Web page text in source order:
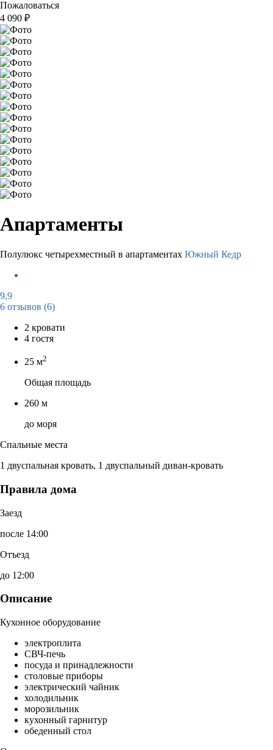
Пожаловаться
4 090 ₽
Апартаменты
Полулюкс четырехместный в апартаментах Южный Кедр
9,9
6 отзывов (6)
2 кровати
4 гостя
25 м2
Общая площадь
260 м
до моря
Спальные места
1 двуспальная кровать, 1 двуспальный диван-кровать
Правила дома
Заезд
после 14:00
Отъезд
до 12:00
Описание
Кухонное оборудование
электроплита
СВЧ-печь
посуда и принадлежности
столовые приборы
электрический чайник
холодильник
морозильник
кухонный гарнитур
обеденный стол